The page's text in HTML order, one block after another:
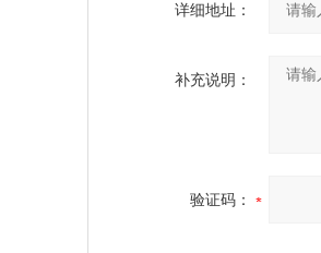
详细地址：
补充说明：
验证码：